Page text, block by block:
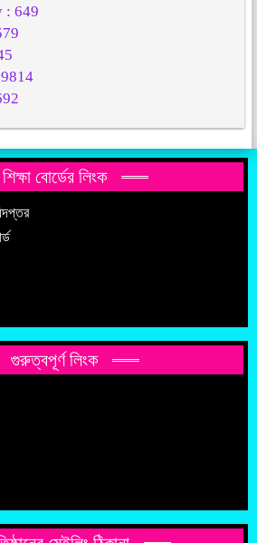
: 649
শিক্ষা বোর্ডের লিংক
গুরুত্বপূর্ণ লিংক